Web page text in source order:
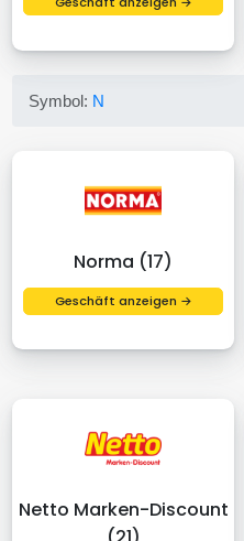
Symbol: N
Norma (17)
Geschäft anzeigen →
Netto Marken-Discount